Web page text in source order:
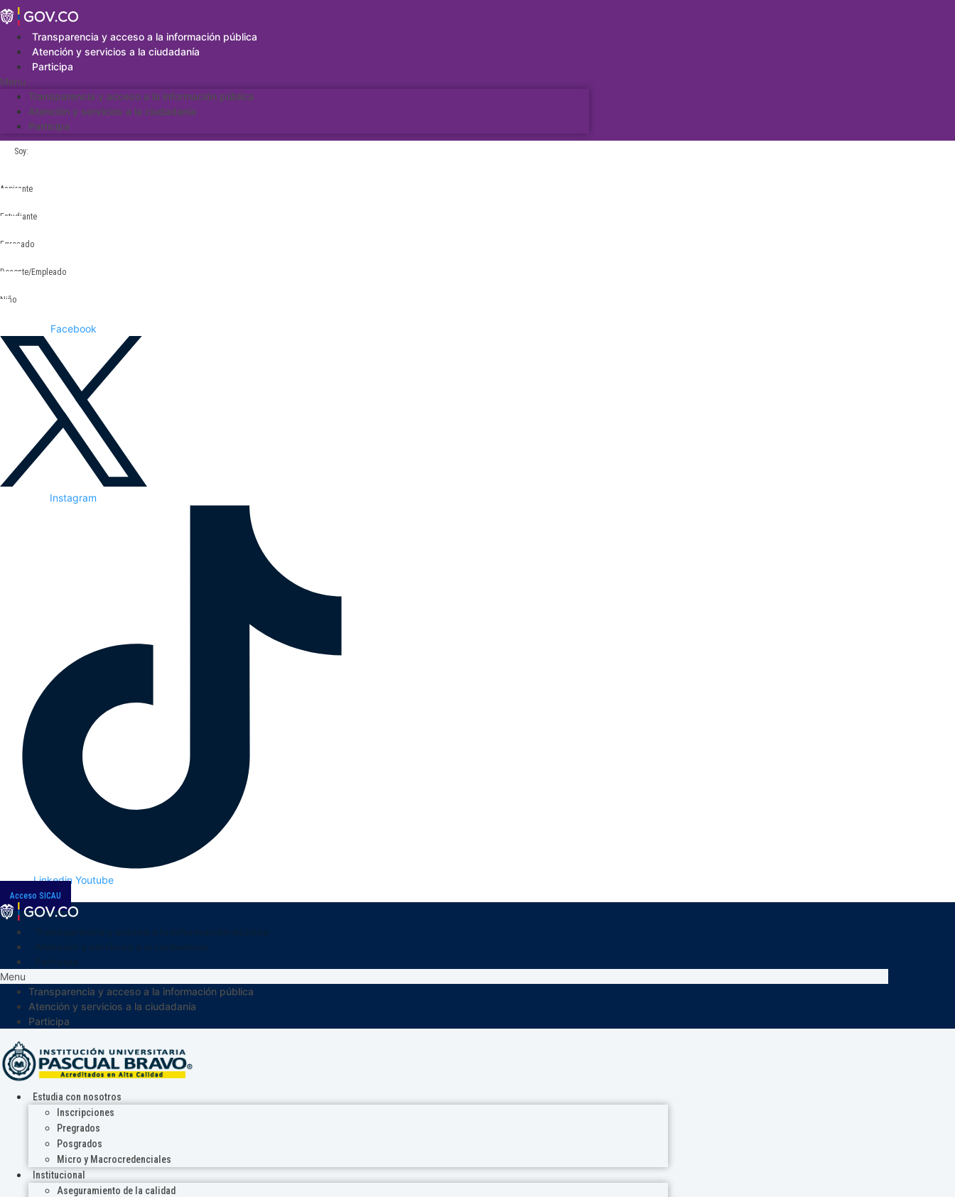
Saltar
al
contenidoTransparencia y acceso a la información pública
Atención y servicios a la ciudadanía
Participa
Menu
Transparencia y acceso a la información pública
Atención y servicios a la ciudadanía
Participa
Soy:
Aspirante
Estudiante
Egresado
Docente/Empleado
Niño
Facebook
Instagram
Linkedin Youtube
Acceso SICAU
Menu
Transparencia y acceso a la información pública
Atención y servicios a la ciudadanía
Participa
Estudia con nosotros
Inscripciones
Pregrados
Posgrados
Micro y Macrocredenciales
Institucional
Aseguramiento de la calidad